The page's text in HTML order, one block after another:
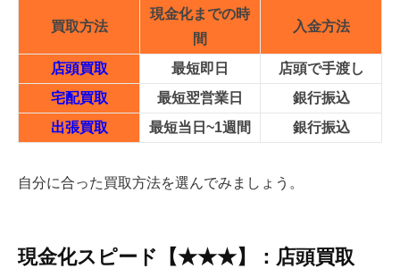
買取方法
現金化までの時
間
入金方法
店頭買取 最短即日
店頭で手渡し
宅配買取
最短翌営業日
銀行振込
出張買取
最短当日~1週間 銀行振込
自分に合った買取方法を選んでみましょう。
現金化スピード【★★★】：店頭買取